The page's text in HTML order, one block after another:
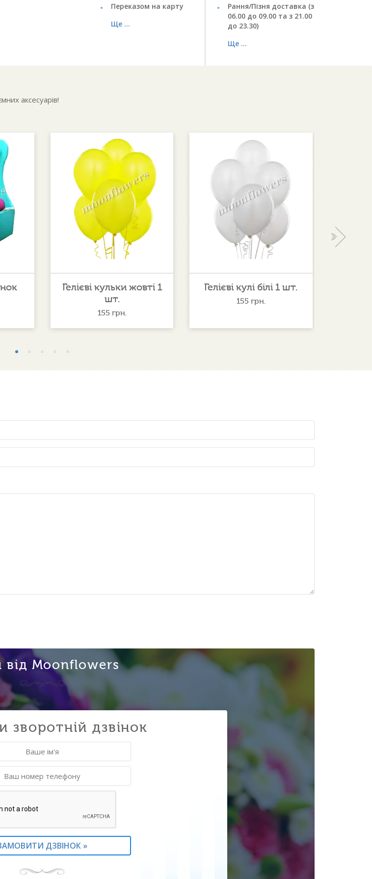
Переказом на карту
Ще ...
Рання/Пізня доставка (з
06.00 до 09.00 та з 21.00
до 23.30)
Ще ...
аксесуарів!
Гелієві кульки жовті 1
шт.
155 грн.
Гелієві кулі білі 1 шт.
155 грн.
›
від Moonflowers
зворотній дзвінок